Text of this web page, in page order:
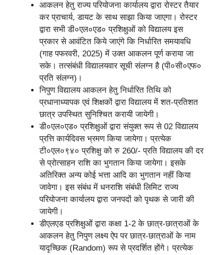
आकलन हेतु राज्य परियोजना कार्यालय द्वारा रोस्टर तैयार
कर प्राचार्य, डायट के साथ साझा किया जाएगा। रोस्टर
द्वारा सभी डी०एल०एड० प्रशिक्षुओं को विद्यालय इस
प्रकार से आवंटित किये जाएंगे कि निर्धारित समयावधि
(गाह पफरवरी, 2025) में उक्त आकलन पूर्ण कराया जा
सके। तत्संबंधी विद्यालयवार सूची संलग्न है (पी०सी०एफ०
प्रति संलग्न)।
निपुण विद्यालय आकलन हेतु निर्धारित तिथि को
प्रधानाध्यापक एवं शिक्षकों द्वारा विद्यालय में शत-प्रतिशत
छात्र उपस्थित सुनिश्चित करायी जायेगी।
डी०एल०एड० प्रशिक्षुओं द्वारा संयुक्त रूप से 02 विद्यालय
प्रत्ति कार्यदिवस भ्रमण किया जायेगा। प्रत्येक
टी०एल०९४० प्रशिक्षु को रु 260/- प्रति विद्यालय की दर
से प्रोत्साहन राशि का भुगतान किया जायेगा। इसके
अतिरिक्त अन्य कोई भत्ता आदि का भुगतान नहीं किया
जावेगा। इस संबंध में धनराशि संबंधी लिमिट राज्य
परियोजना कार्यालय द्वारा जनपदों को पृथक से जारी की
जायेगी।
डीएलएड प्रशिक्षुओं द्वारा कक्षा 1-2 के छात्र-छात्राओं के
आकलन हेतु निपुण लक्ष्य ऐप पर छात्र-छात्राओं के नाम
यादृच्छिक (Random) रूप से प्रदर्शित होंगे। प्रत्येक